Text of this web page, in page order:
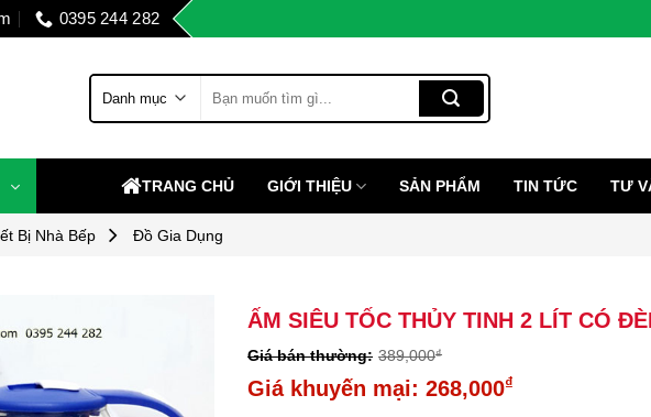
0395 244 282
kiếm:
TRANG CHỦ GIỚI THIỆU SẢN PHẨM TIN TỨC TƯ
Bị Nhà Bếp Đồ Gia Dụng
ẤM SIÊU TỐC THỦY TINH 2 LÍT CÓ
389,000₫
Giá
268,000₫